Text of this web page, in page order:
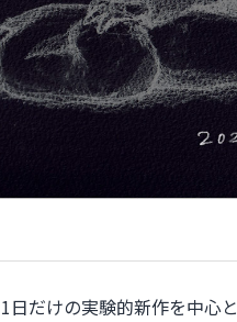
日だけの実験的新作を中心